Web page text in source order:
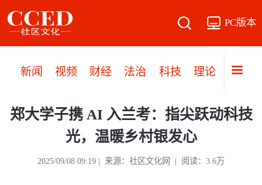
PC版本
新闻 视频 财经 法治 科技 理论 党建
郑大学子携 AI 入兰考：指尖跃动科技
光，温暖乡村银发心
2025/09/08 09:19 | 来源：社区文化网 | 阅读：3.6万